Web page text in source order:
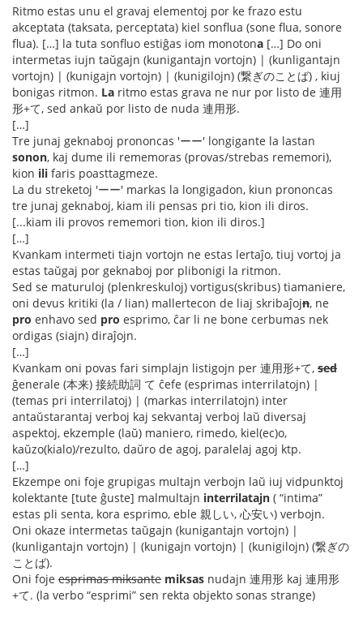
Ritmo estas unu el gravaj elementoj por ke frazo estu
akceptata (taksata, perceptata) kiel sonflua (sone flua, sonore
flua). […] la tuta sonfluo estiĝas iom monotona […] Do oni
intermetas iujn taŭgajn (kunigantajn vortojn) | (kunligantajn
vortojn) | (kunigajn vortojn) | (kunigilojn) (繋ぎのことば) , kiuj
bonigas ritmon. La ritmo estas grava ne nur por listo de 連用
形+て, sed ankaŭ por listo de nuda 連用形.
[…]
Tre junaj geknaboj prononcas 'ーー' longigante la lastan
sonon, kaj dume ili rememoras (provas/strebas rememori),
kion ili faris poasttagmeze.
La du streketoj 'ーー' markas la longigadon, kiun prononcas
tre junaj geknaboj, kiam ili pensas pri tio, kion ili diros.
[...kiam ili provos rememori tion, kion ili diros.]
[…]
Kvankam intermeti tiajn vortojn ne estas lertaĵo, tiuj vortoj ja
estas taŭgaj por geknaboj por plibonigi la ritmon.
Sed se maturuloj (plenkreskuloj) vortigus(skribus) tiamaniere,
oni devus kritiki (la / lian) mallertecon de liaj skribaĵojn, ne
pro enhavo sed pro esprimo, ĉar li ne bone cerbumas nek
ordigas (siajn) diraĵojn.
[…]
Kvankam oni povas fari simplajn listigojn per 連用形+て, sed
ĝenerale (本来) 接続助詞 て ĉefe (esprimas interrilatojn) |
(temas pri interrilatoj) | (markas interrilatojn) inter
antaŭstarantaj verboj kaj sekvantaj verboj laŭ diversaj
aspektoj, ekzemple (laŭ) maniero, rimedo, kiel(ec)o,
kaŭzo(kialo)/rezulto, daŭro de agoj, paralelaj agoj ktp.
[…]
Ekzempe oni foje grupigas multajn verbojn laŭ iuj vidpunktoj
kolektante [tute ĝuste] malmultajn interrilatajn ( “intima”
estas pli senta, kora esprimo, eble 親しい, 心安い) verbojn.
Oni okaze intermetas taŭgajn (kunigantajn vortojn) |
(kunligantajn vortojn) | (kunigajn vortojn) | (kunigilojn) (繋ぎの
ことば).
Oni foje esprimas miksante miksas nudajn 連用形 kaj 連用形
+て. (la verbo “esprimi” sen rekta objekto sonas strange)